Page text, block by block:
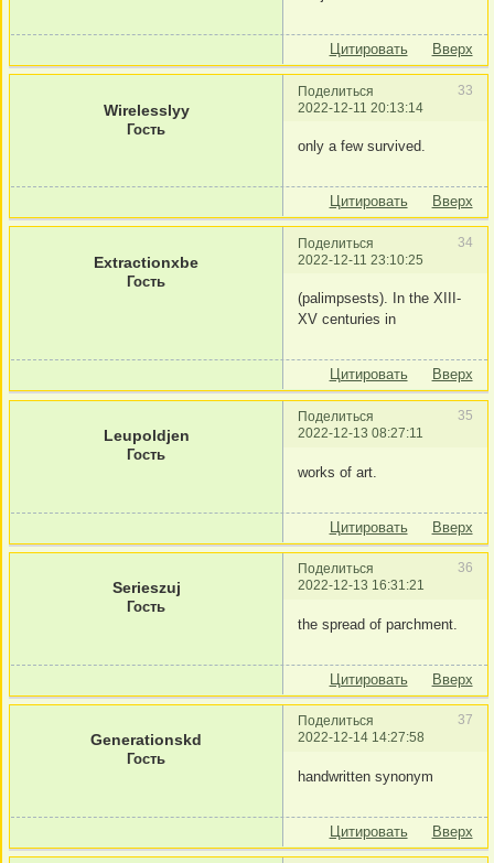
Цитировать Вверх
Поделиться
33
2022-12-11 20:13:14
Wirelesslyy
Гость
only a few survived.
Цитировать Вверх
Поделиться
34
2022-12-11 23:10:25
Extractionxbe
Гость
(palimpsests). In the XIII-
XV centuries in
Цитировать Вверх
Поделиться
35
2022-12-13 08:27:11
Leupoldjen
Гость
works of art.
Цитировать Вверх
Поделиться
36
2022-12-13 16:31:21
Serieszuj
Гость
the spread of parchment.
Цитировать Вверх
Поделиться
37
2022-12-14 14:27:58
Generationskd
Гость
handwritten synonym
Цитировать Вверх